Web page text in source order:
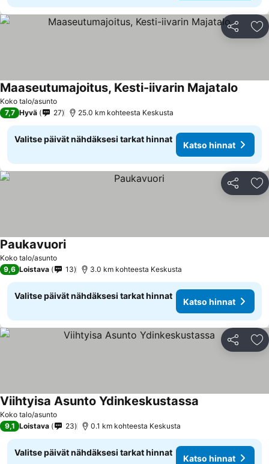
Jaa
Koko talo/asunto
Maaseutumajoitus, Kesti-iivarin Majatalo
7,7 Hyvä 27 25.0 km kohteesta Keskusta
Valitse päivät nähdäksesi tarkat hinnat
Katso hinnat
Jaa
Koko talo/asunto
Paukavuori
9,6 Loistava 13 3.0 km kohteesta Keskusta
Valitse päivät nähdäksesi tarkat hinnat
Katso hinnat
Jaa
Koko talo/asunto
Viihtyisa Asunto Ydinkeskustassa
9,1 Loistava 23 0.1 km kohteesta Keskusta
Valitse päivät nähdäksesi tarkat hinnat
Katso hinnat